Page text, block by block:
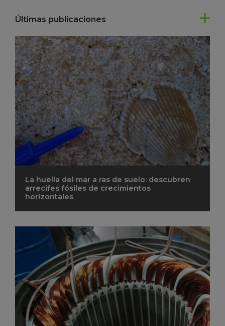
Últimas publicaciones
La huella del mar a ras de suelo: descubren
arrecifes fósiles de crecimientos
horizontales